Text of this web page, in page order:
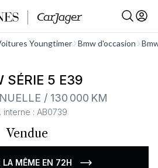
Youngtimer Bmw d'occasion
Voir tout
SÉRIE 5 E39
/ 130 000 KM
interne : AB0739
Vendue
LA MÊME EN 72H